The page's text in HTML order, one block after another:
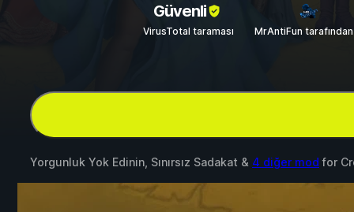
Güvenli
VirusTotal taraması MrAntiFun
Yorgunluk Yok Edinin, Sınırsız Sadakat & 4 diğer mod for